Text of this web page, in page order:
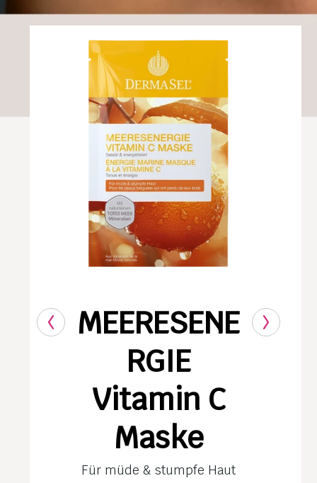
MEERESENE
RGIE
Vitamin C
Maske
Für müde & stumpfe Haut